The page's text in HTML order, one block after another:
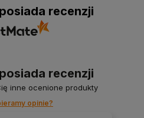
recenzji
recenzji
inne ocenione produkty
opinie?